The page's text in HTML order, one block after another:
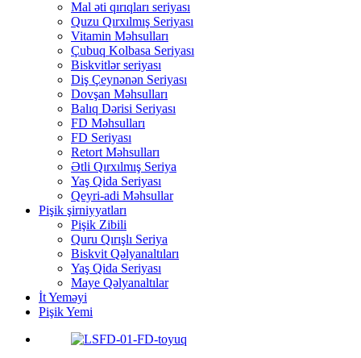
Mal əti qırıqları seriyası
Quzu Qırxılmış Seriyası
Vitamin Məhsulları
Çubuq Kolbasa Seriyası
Biskvitlər seriyası
Diş Çeynənən Seriyası
Dovşan Məhsulları
Balıq Dərisi Seriyası
FD Məhsulları
FD Seriyası
Retort Məhsulları
Ətli Qırxılmış Seriya
Yaş Qida Seriyası
Qeyri-adi Məhsullar
Pişik şirniyyatları
Pişik Zibili
Quru Qırışlı Seriya
Biskvit Qəlyanaltıları
Yaş Qida Seriyası
Maye Qəlyanaltılar
İt Yeməyi
Pişik Yemi